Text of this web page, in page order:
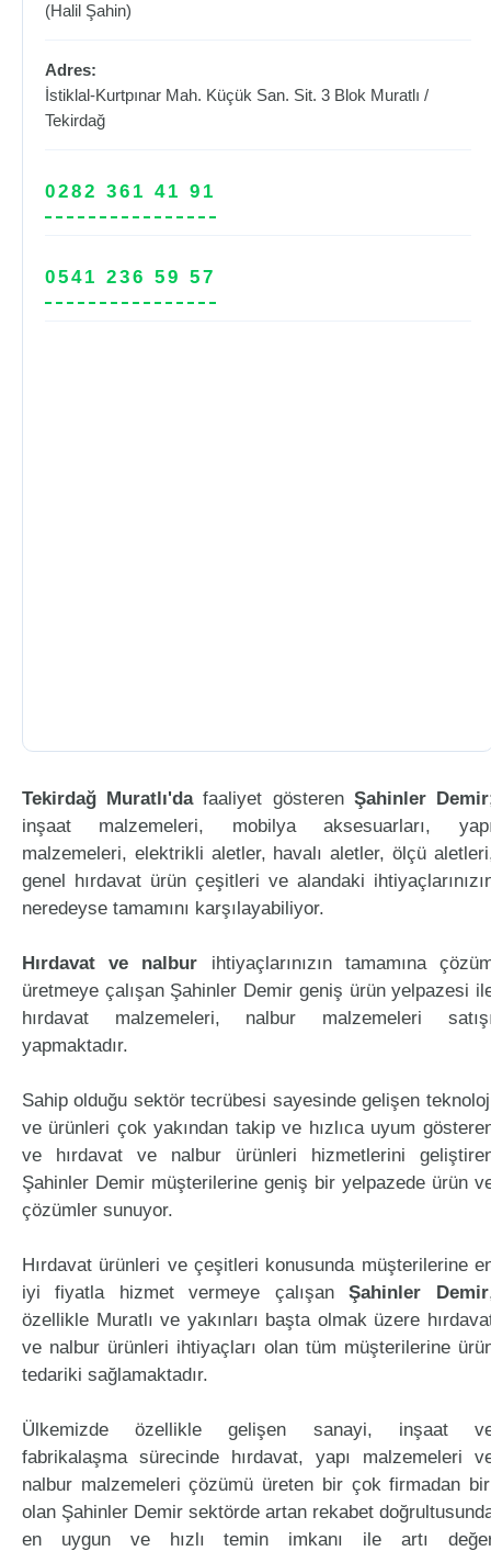
(Halil Şahin)
Adres:
İstiklal-Kurtpınar Mah. Küçük San. Sit. 3 Blok Muratlı /
Tekirdağ
0282 361 41 91
0541 236 59 57
Tekirdağ Muratlı'dafaaliyet gösteren Şahinler Demir
inşaat malzemeleri, mobilya aksesuarları,
malzemeleri, elektrikli aletler, havalı aletler, ölçü
genel hırdavat ürün çeşitleri ve alandaki
neredeyse tamamını karşılayabiliyor.
Hırdavat ve nalbur ihtiyaçlarınızın tamamına
üretmeye çalışan Şahinler Demir geniş ürün yelpazesi
hırdavat malzemeleri, nalbur malzemeleri
yapmaktadır.
Sahip olduğu sektör tecrübesi sayesinde gelişen
ve ürünleri çok yakından takip ve hızlıca uyum
ve hırdavat ve nalbur ürünleri hizmetlerini
Şahinler Demir müşterilerine geniş bir yelpazede ürün
çözümler sunuyor.
Hırdavat ürünleri ve çeşitleri konusunda müşterilerine
iyi fiyatla hizmet vermeye çalışanŞahinler Demir
özellikle Muratlı ve yakınları başta olmak üzere
ve nalbur ürünleri ihtiyaçları olan tüm müşterilerine
tedariki sağlamaktadır.
Ülkemizde özellikle gelişen sanayi, inşaat
fabrikalaşma sürecinde hırdavat, yapı malzemeleri
nalbur malzemeleri çözümü üreten bir çok firmadan
olan Şahinler Demir sektörde artan rekabet
en uygun ve hızlı temin imkanı ile artı